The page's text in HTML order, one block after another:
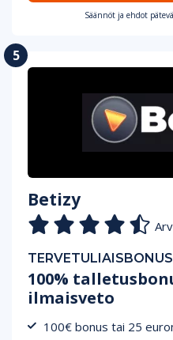
Säännöt ja ehdot
Betizy
TERVETULIAISBONUS
100%
ilmaisveto
100€ bonus tai 25